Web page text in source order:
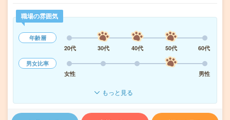
職場の雰囲気
年齢層
20代
30代 40代 50代
60代
男女比率
女性
男性
もっと見る